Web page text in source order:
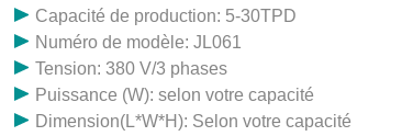
par solvant.
principalement 2 méthodes, l'extraction mécanique et
l'extraction par solvant… Ligne de production d'huile de
son de riz Pour les graines de sésame à haute teneur
en huile, il faudra une pré-presse, puis le gâteau va à
atelier d'extraction par solvant, l'huile va au raffinage…
Capacité de production: 5-30TPD
Numéro de modèle: JL061
Tension: 380 V/3 phases
Puissance (W): selon votre capacité
Dimension(L*W*H): Selon votre capacité